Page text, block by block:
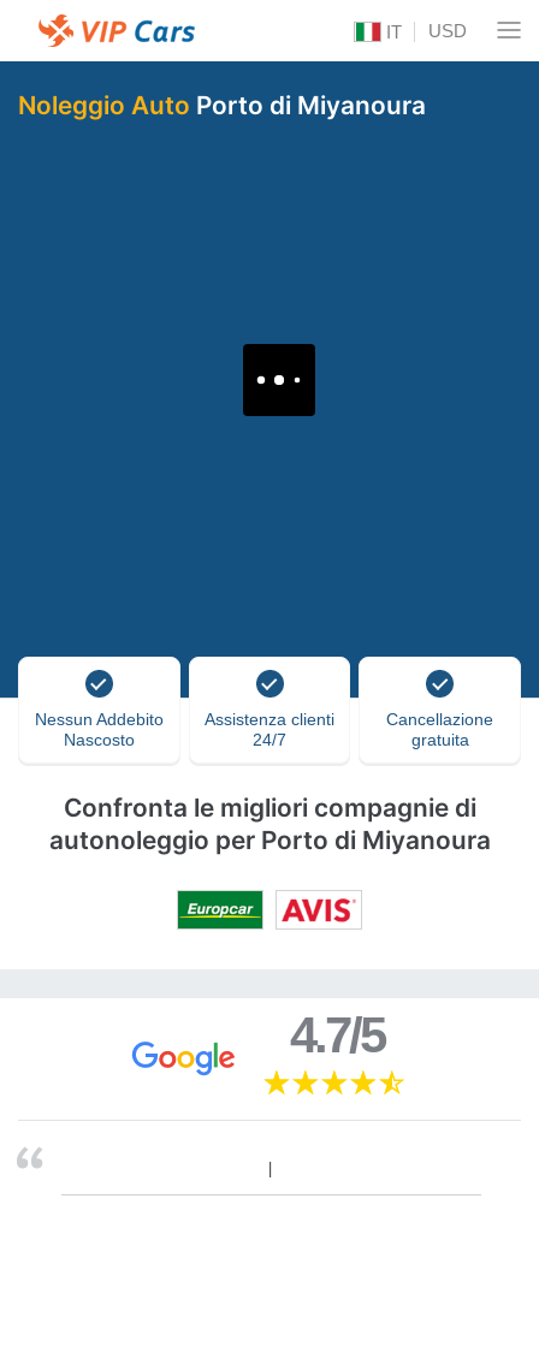
IT USD
Noleggio Auto Porto di Miyanoura
Nessun Addebito
Nascosto
Assistenza clienti
24/7
Cancellazione
gratuita
Confronta le migliori compagnie di
autonoleggio per Porto di Miyanoura
4.7/5